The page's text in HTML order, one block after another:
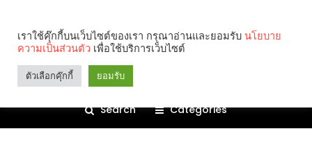
Search Categories
เราใช้คุ๊กกี้บนเว็บไซต์ของเรา กรุณาอ่านและยอมรับ นโยบาย
ความเป็นส่วนตัว เพื่อใช้บริการเว็บไซต์
ตัวเลือกคุ๊กกี้ ยอมรับ